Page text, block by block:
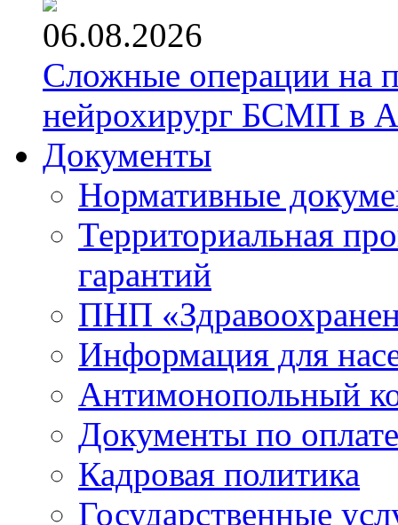
06.08.2026
Сложные операции на
нейрохирург БСМП в
Документы
Нормативные
Территориальная
гарантий
ПНП
Информация для
Антимонопольный
Документы по
Кадровая политика
Государственные